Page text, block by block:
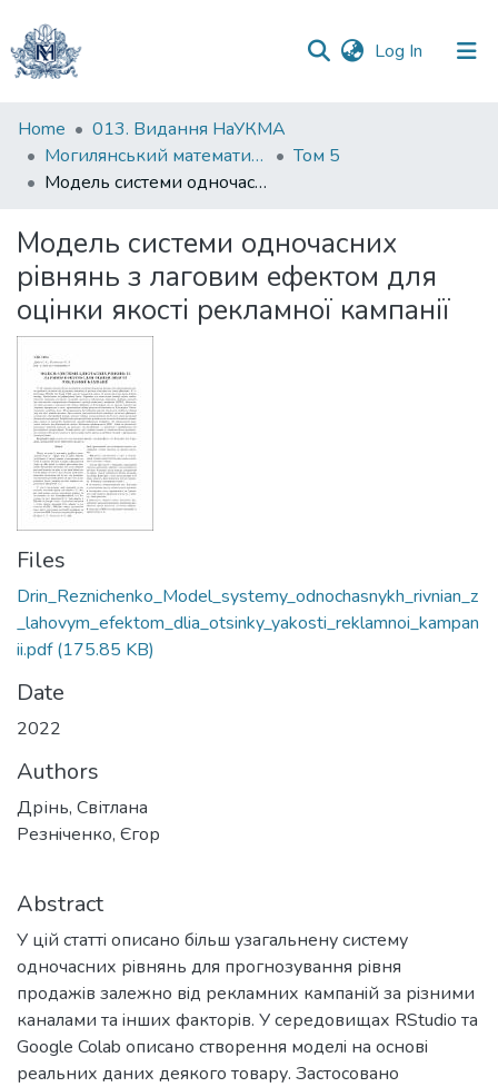
Log In (current)
Communities
&
Collections
Statistics
Home
013. Видання НаУКМА
Могилянський математичний журнал
Том 5
Модель системи одночасних рiвнянь з лаговим ефектом для оцiнки якостi рекламної кампанiї
Модель системи одночасних
рiвнянь з лаговим ефектом для
оцiнки якостi рекламної кампанiї
Files
Drin_Reznichenko_Model_systemy_odnochasnykh_rivnian_z
_lahovym_efektom_dlia_otsinky_yakosti_reklamnoi_kampan
ii.pdf(175.85 KB)
Date
2022
Authors
Дрінь, Світлана
Резнiченко, Єгор
Abstract
У цiй статтi описано бiльш узагальнену систему
одночасних рiвнянь для прогнозування рiвня
продажiв залежно вiд рекламних кампанiй за рiзними
каналами та iнших факторiв. У середовищах RStudio та
Google Colab описано створення моделi на основi
реальних даних деякого товару. Застосовано